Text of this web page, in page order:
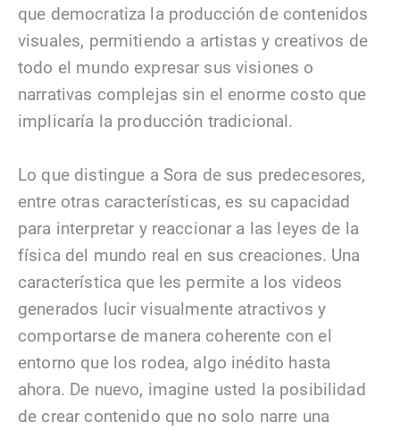
que democratiza la producción de contenidos
visuales, permitiendo a artistas y creativos de
todo el mundo expresar sus visiones o
narrativas complejas sin el enorme costo que
implicaría la producción tradicional.
Lo que distingue a Sora de sus predecesores,
entre otras características, es su capacidad
para interpretar y reaccionar a las leyes de la
física del mundo real en sus creaciones. Una
característica que les permite a los videos
generados lucir visualmente atractivos y
comportarse de manera coherente con el
entorno que los rodea, algo inédito hasta
ahora. De nuevo, imagine usted la posibilidad
de crear contenido que no solo narre una